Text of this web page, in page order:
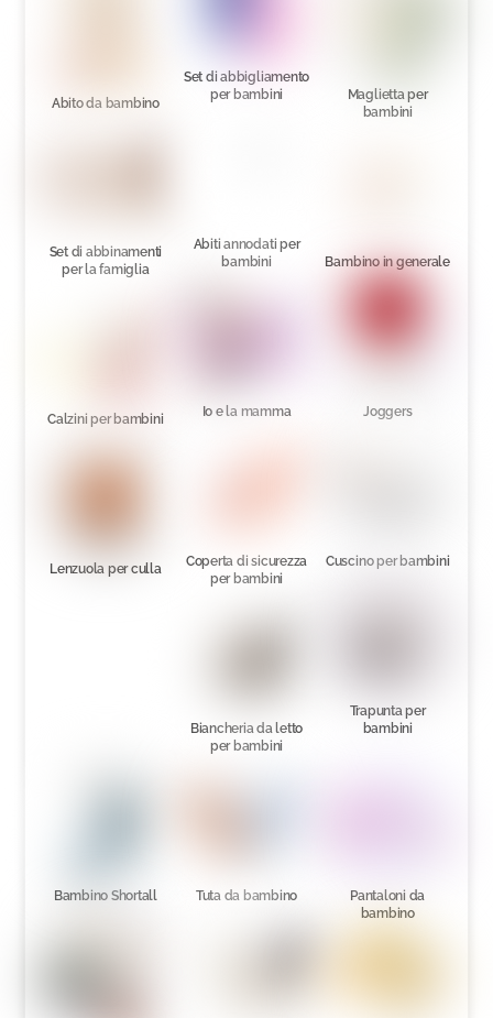
Abito da bambino
Set di abbinamenti
per la famiglia
Calzini per bambini
Lenzuola per culla
Set di abbigliamento
per bambini
Abiti annodati per
bambini
Io e la mamma
Coperta di sicurezza
per bambini
Biancheria da letto
per bambini
Maglietta per
bambini
Bambino in generale
Joggers
Cuscino per bambini
Trapunta per
bambini
Bambino Shortall Tuta da bambino
Pantaloni da
bambino